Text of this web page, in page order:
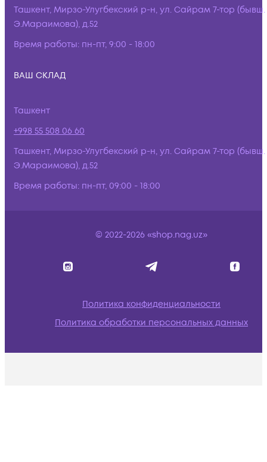
Ташкент, Мирзо-Улугбекский р-н, ул. Сайрам 7-тор (бывш.
Э.Мараимова), д.52
Время работы: пн-пт, 9:00 - 18:00
ВАШ СКЛАД
Ташкент
+998 55 508 06 60
Ташкент, Мирзо-Улугбекский р-н, ул. Сайрам 7-тор (бывш.
Э.Мараимова), д.52
Время работы: пн-пт, 09:00 - 18:00
© 2022-2026 «shop.nag.uz»
Политика конфиденциальности
Политика обработки персональных данных